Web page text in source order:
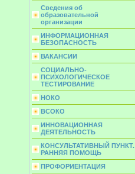
Сведения об
образовательной
организации
ИНФОРМАЦИОННАЯ
БЕЗОПАСНОСТЬ
ВАКАНСИИ
СОЦИАЛЬНО-
ПСИХОЛОГИЧЕСКОЕ
ТЕСТИРОВАНИЕ
НОКО
ВСОКО
ИННОВАЦИОННАЯ
ДЕЯТЕЛЬНОСТЬ
КОНСУЛЬТАТИВНЫЙ ПУНКТ.
РАННЯЯ ПОМОЩЬ
ПРОФОРИЕНТАЦИЯ